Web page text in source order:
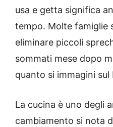
usa e getta significa
tempo. Molte famiglie
eliminare piccoli
sommati mese dopo
quanto si immagini
La cucina è uno degli
cambiamento si nota